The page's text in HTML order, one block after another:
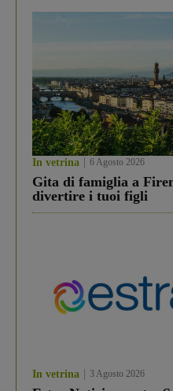
In vetrina 6 Agosto 2026
Gita di famiglia a
divertire i tuoi figli
In vetrina 3 Agosto 2026